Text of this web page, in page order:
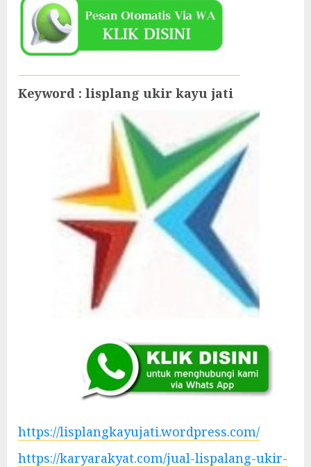
Keyword : lisplang ukir kayu jati
https://lisplangkayujati.wordpress.com/
https://karyarakyat.com/jual-lispalang-ukir-